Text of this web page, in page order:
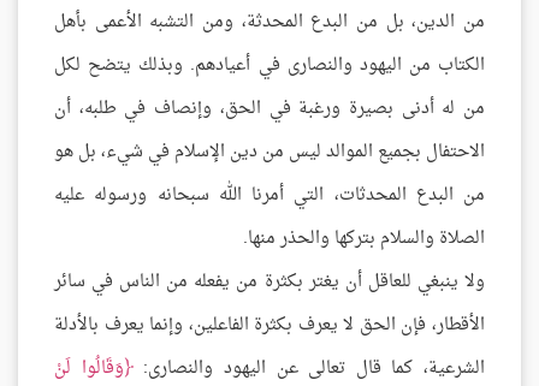
من الدين، بل من البدع المحدثة، ومن التشبه الأعمى بأهل
الكتاب من اليهود والنصارى في أعيادهم. وبذلك يتضح لكل
من له أدنى بصيرة ورغبة في الحق، وإنصاف في طلبه، أن
الاحتفال بجميع الموالد ليس من دين الإسلام في شيء، بل هو
من البدع المحدثات، التي أمرنا الله سبحانه ورسوله عليه
الصلاة والسلام بتركها والحذر منها.
ولا ينبغي للعاقل أن يغتر بكثرة من يفعله من الناس في سائر
الأقطار، فإن الحق لا يعرف بكثرة الفاعلين، وإنما يعرف بالأدلة
الشرعية، كما قال تعالى عن اليهود والنصارى: وَقَالُوا لَنْ